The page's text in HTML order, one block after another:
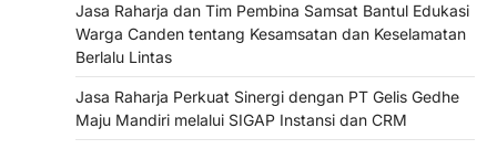
Jasa Raharja dan Tim Pembina Samsat Bantul Edukasi
Warga Canden tentang Kesamsatan dan Keselamatan
Berlalu Lintas
Jasa Raharja Perkuat Sinergi dengan PT Gelis Gedhe
Maju Mandiri melalui SIGAP Instansi dan CRM